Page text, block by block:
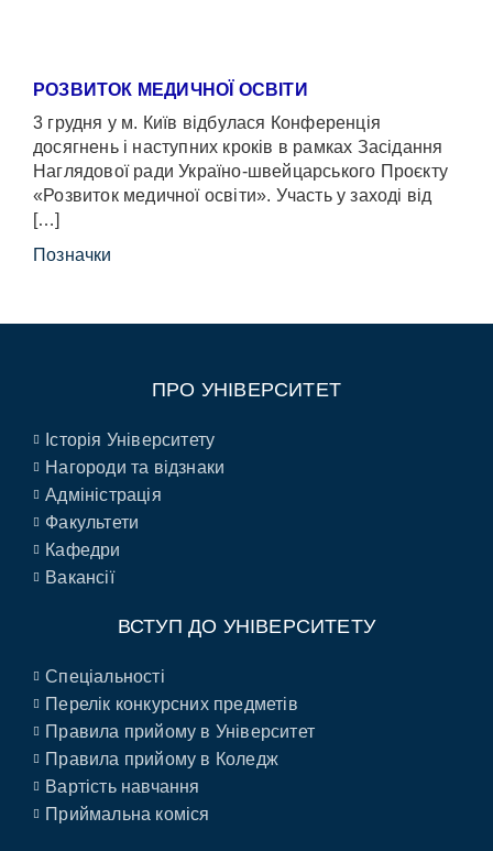
РОЗВИТОК МЕДИЧНОЇ ОСВІТИ
3 грудня у м. Київ відбулася Конференція
досягнень і наступних кроків в рамках Засідання
Наглядової ради Україно-швейцарського Проєкту
«Розвиток медичної освіти». Участь у заході від
[…]
Позначки
ПРО УНІВЕРСИТЕТ
Історія Університету
Нагороди та відзнаки
Адміністрація
Факультети
Кафедри
Вакансії
ВСТУП ДО УНІВЕРСИТЕТУ
Спеціальності
Перелік конкурсних предметів
Правила прийому в Університет
Правила прийому в Коледж
Вартість навчання
Приймальна коміся